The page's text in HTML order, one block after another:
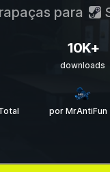
para
10K+
downloads
por